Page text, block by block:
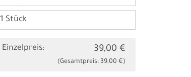
Einzelpreis: 39,00 €
(Gesamtpreis: 39,00 € )